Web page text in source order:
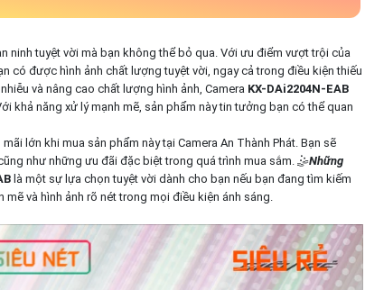
ninh tuyệt vời mà bạn không thể bỏ qua. Với ưu điểm vượt trội của
có được hình ảnh chất lượng tuyệt vời, ngay cả trong điều kiện thiếu
và nâng cao chất lượng hình ảnh, Camera KX-DAi2204N-EAB
khả năng xử lý mạnh mẽ, sản phẩm này tin tưởng bạn có thể quan
lớn khi mua sản phẩm này tại Camera An Thành Phát. Bạn sẽ
như những ưu đãi đặc biệt trong quá trình mua sắm. 🤹Những
là một sự lựa chọn tuyệt vời dành cho bạn nếu bạn đang tìm kiếm
và hình ảnh rõ nét trong mọi điều kiện ánh sáng.